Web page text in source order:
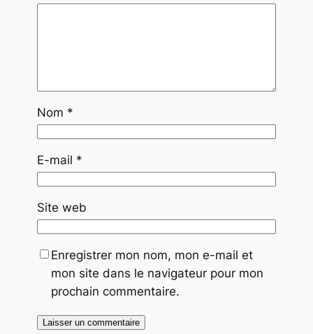
Nom *
E-mail *
Site web
Enregistrer mon nom, mon e-mail et
mon site dans le navigateur pour mon
prochain commentaire.